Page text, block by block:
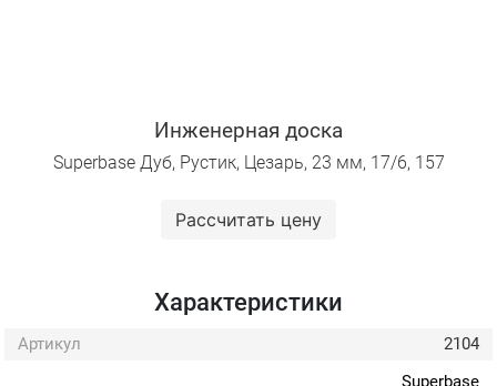
Инженерная доска
Superbase Дуб, Рустик, Цезарь, 23 мм, 17/6, 157
Рассчитать цену
Характеристики
Артикул 2104
Superbase